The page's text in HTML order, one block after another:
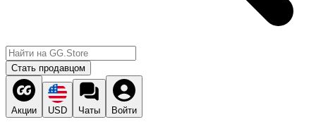
Стать продавцом
Акции USD Чаты Войти